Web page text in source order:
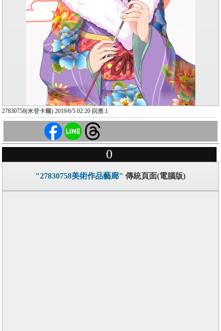
27830758(米登卡爾) 2019/6/5 02:20 回應:1
0
"27830758美術作品藝廊" 傳統頁面(電腦版)